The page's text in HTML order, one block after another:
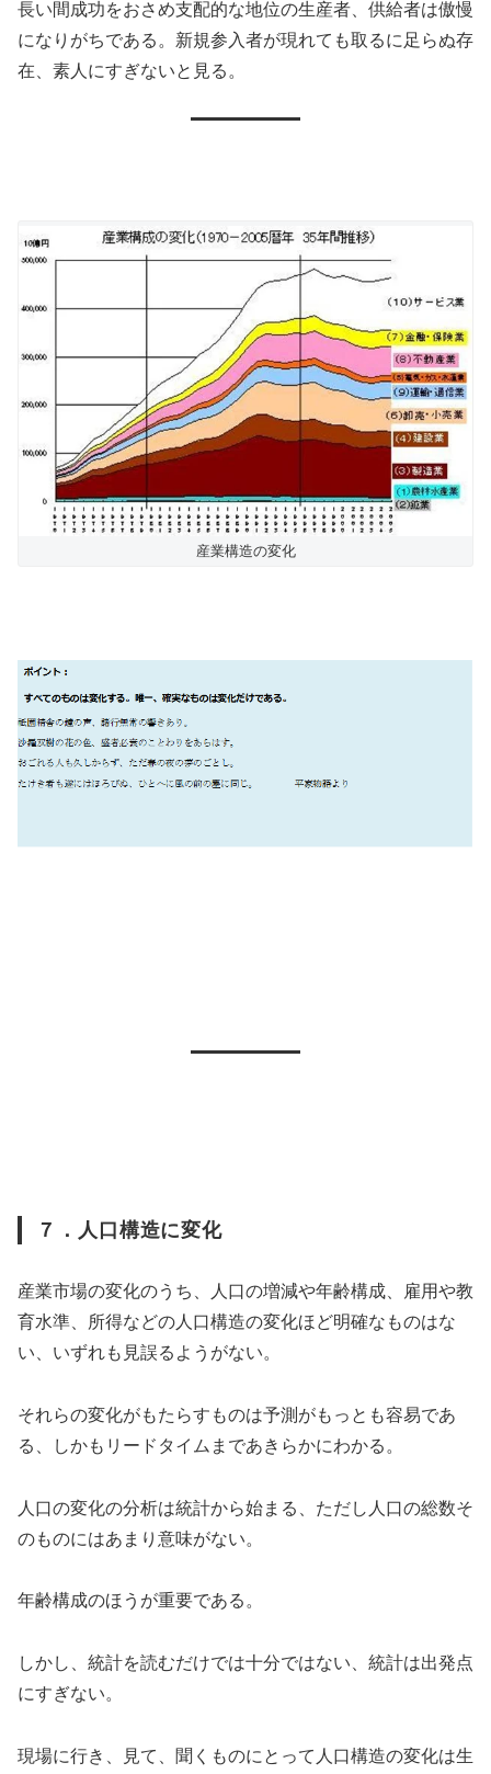
長い間成功をおさめ支配的な地位の生産者、供給者は傲慢
になりがちである。新規参入者が現れても取るに足らぬ存
在、素人にすぎないと見る。
産業構造の変化
７．人口構造に変化
産業市場の変化のうち、人口の増減や年齢構成、雇用や教
育水準、所得などの人口構造の変化ほど明確なものはな
い、いずれも見誤るようがない。
それらの変化がもたらすものは予測がもっとも容易であ
る、しかもリードタイムまであきらかにわかる。
人口の変化の分析は統計から始まる、ただし人口の総数そ
のものにはあまり意味がない。
年齢構成のほうが重要である。
しかし、統計を読むだけでは十分ではない、統計は出発点
にすぎない。
現場に行き、見て、聞くものにとって人口構造の変化は生